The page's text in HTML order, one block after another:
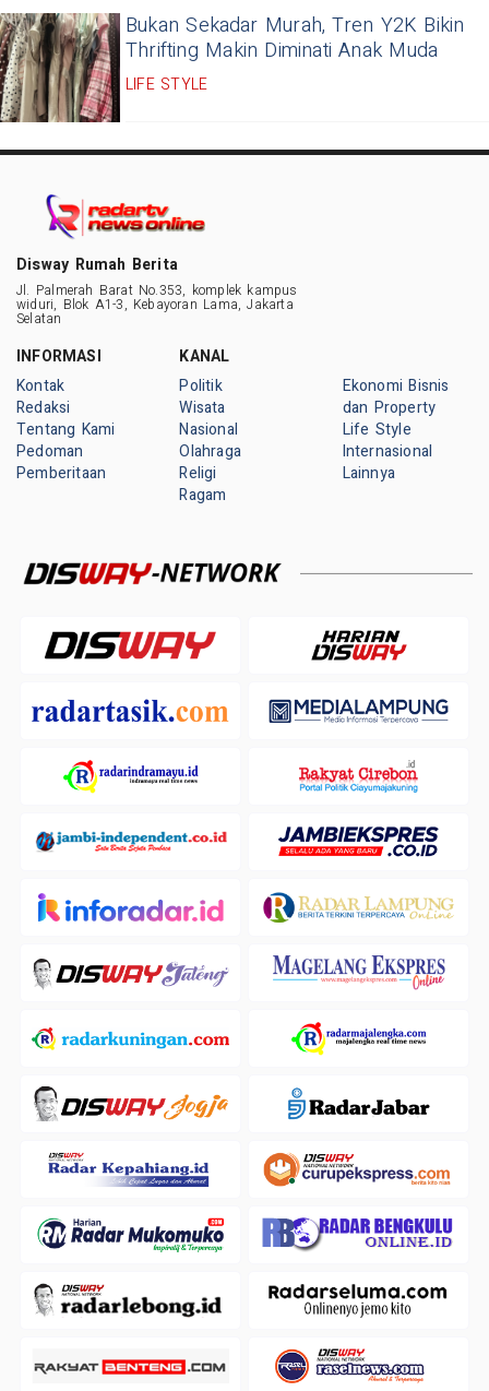
Bukan Sekadar Murah, Tren Y2K Bikin
Thrifting Makin Diminati Anak Muda
LIFE STYLE
Disway Rumah Berita
Jl. Palmerah Barat No.353, komplek kampus
widuri, Blok A1-3, Kebayoran Lama, Jakarta
Selatan
INFORMASI
Kontak
Redaksi
Tentang Kami
Pedoman
Pemberitaan
KANAL
Politik
Wisata
Nasional
Olahraga
Religi
Ragam
Ekonomi Bisnis
dan Property
Life Style
Internasional
Lainnya